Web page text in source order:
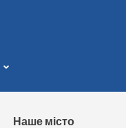
Наше місто